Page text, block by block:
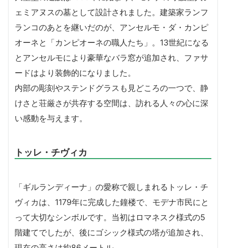
ェミアヌスの墓として設計されました。建築家ランフ
ランコのあとを継いだのが、アンセルモ・ダ・カンピ
オーネと「カンピオーネの職人たち」。13世紀になる
とアンセルモにより豪華なバラ窓が追加され、ファサ
ードはより装飾的になりました。
内部の彫刻やステンドグラスも見どころの一つで、静
けさと荘厳さが共存する空間は、訪れる人々の心に深
い感動を与えます。
トッレ・チヴィカ
「ギルランディーナ」の愛称で親しまれるトッレ・チ
ヴィカは、1179年に完成した鐘楼で、モデナ市民にと
って大切なシンボルです。当初はロマネスク様式の5
階建てでしたが、後にゴシック様式の塔が追加され、